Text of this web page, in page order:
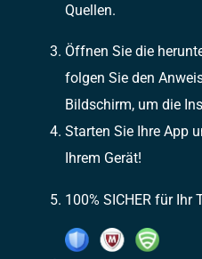
Quellen.
Öffnen Sie die
folgen Sie den
Bildschirm, um die
Starten Sie Ihre App
Ihrem Gerät!
100% SICHER für Ihr